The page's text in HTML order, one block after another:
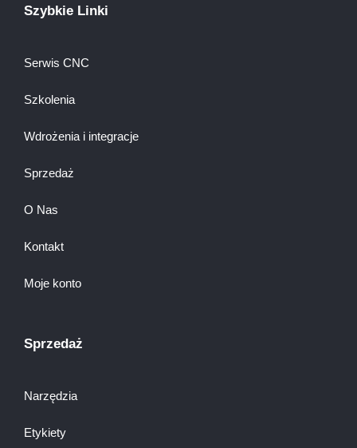
Szybkie Linki
Serwis CNC
Szkolenia
Wdrożenia i integracje
Sprzedaż
O Nas
Kontakt
Moje konto
Sprzedaż
Narzędzia
Etykiety